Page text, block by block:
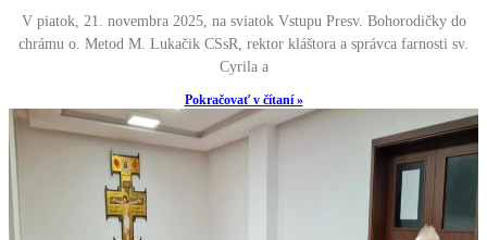
V piatok, 21. novembra 2025, na sviatok Vstupu Presv. Bohorodičky do
chrámu o. Metod M. Lukačik CSsR, rektor kláštora a správca farnosti sv.
Cyrila a
Pokračovať v čítaní »